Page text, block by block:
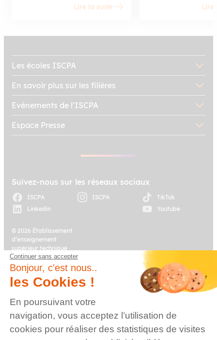
réaliser une immersion d’une
semaine dans des environnements
quotidienne d’un artiste martial
mixte.
Lire la suite Lire
Les écoles ISCPA
En savoir plus sur les filières
Evénements de l’ISCPA
Espace Presse
Suivez-nous sur les réseaux sociaux
ISCPA ISCPA
TikTok
Linkedin
Youtube
© 2026 Établissement
d’enseignement
supérieur technique
privé, Association à
but non lucratif –
Groupe IGENSIA
Education – Mise à jour
Plan du site Mentions légales
Charte des données
personnelles
Contact
Continuer sans accepter
Bonjour, c'est nous..
les Cookies !
En poursuivant votre
navigation, vous acceptez l’utilisation de
cookies pour réaliser des statistiques de visites